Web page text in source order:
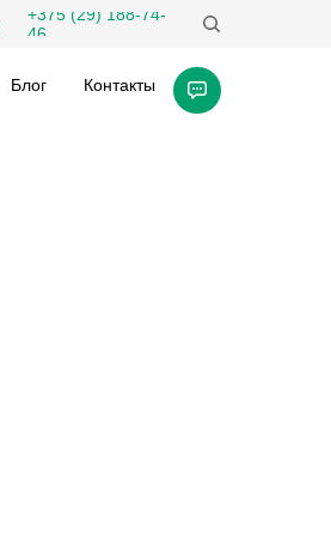
+375 (29) 188-74-
46
Блог Контакты